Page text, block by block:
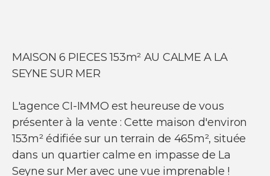
MAISON 6 PIECES 153m² AU CALME A LA
SEYNE SUR MER
L'agence CI-IMMO est heureuse de vous
présenter à la vente : Cette maison d'environ
153m² édifiée sur un terrain de 465m², située
dans un quartier calme en impasse de La
Seyne sur Mer avec une vue imprenable !
Acheter un commerce
Estimer votre bien
Louer un appartement
Louer une maison
Louer un parking
Louer un commerce
Louer des bureaux